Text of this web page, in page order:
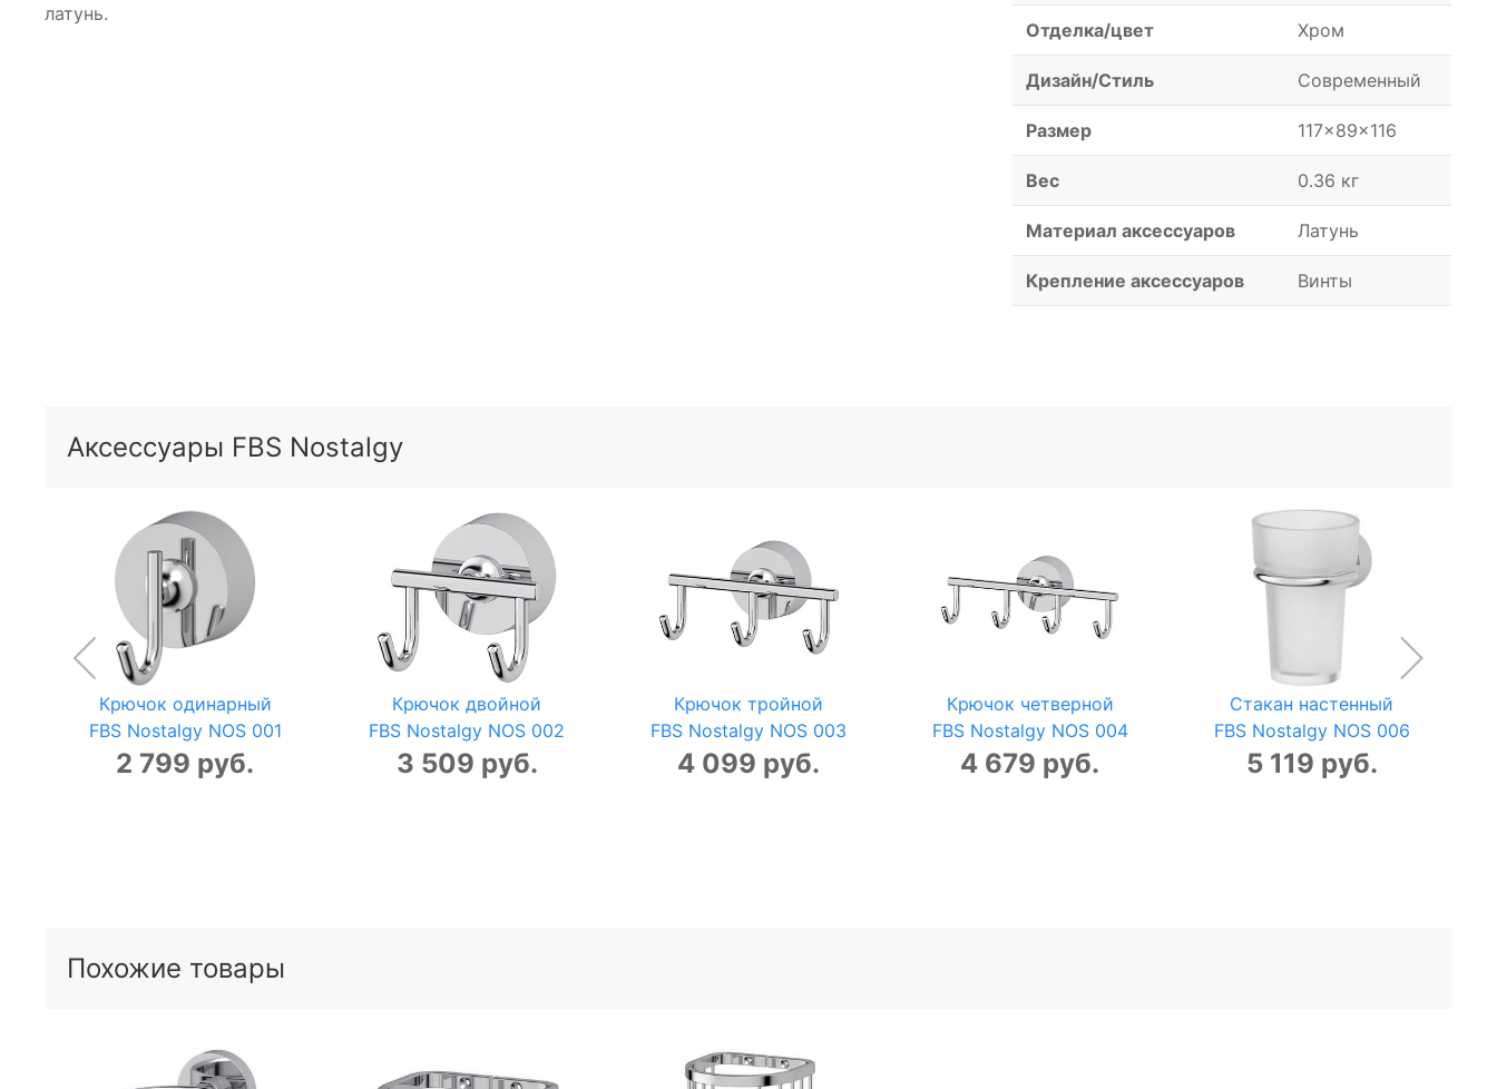
латунь.
Отделка/цвет Хром
Дизайн/Стиль Современный
Размер 117x89x116
Вес 0.36 кг
Материал аксессуаров Латунь
Крепление аксессуаров Винты
Аксессуары FBS Nostalgy
Крючок одинарный
FBS Nostalgy NOS 001
2 799 руб.
Крючок двойной
FBS Nostalgy NOS 002
3 509 руб.
Крючок тройной
FBS Nostalgy NOS 003
4 099 руб.
Крючок четверной
FBS Nostalgy NOS 004
4 679 руб.
Стакан настенный
FBS Nostalgy NOS 006
5 119 руб.
Похожие товары